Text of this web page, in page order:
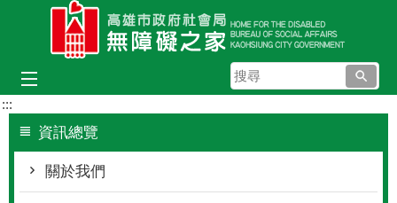
跳到主要內容區塊
搜
尋
:::
資訊總覽
關於我們